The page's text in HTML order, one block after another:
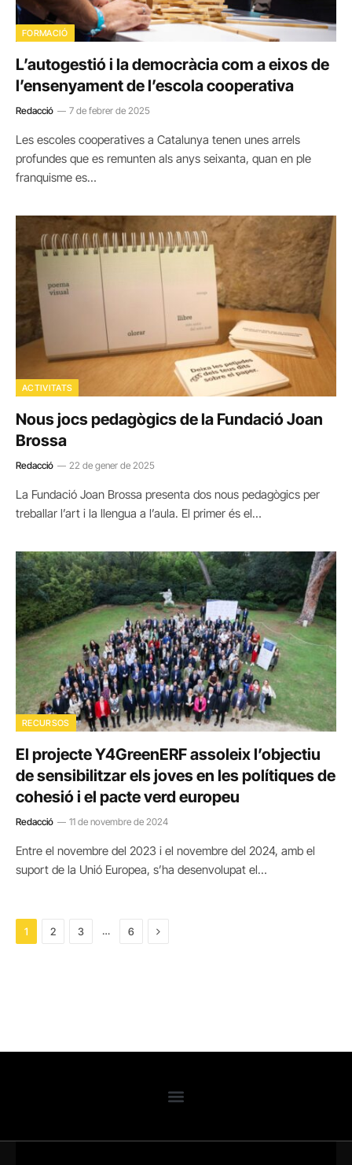
FORMACIÓ
L’autogestió i la democràcia com a eixos de
l’ensenyament de l’escola cooperativa
Redacció 7 de febrer de 2025
Les escoles cooperatives a Catalunya tenen unes arrels
profundes que es remunten als anys seixanta, quan en ple
franquisme es…
ACTIVITATS
Nous jocs pedagògics de la Fundació Joan
Brossa
Redacció 22 de gener de 2025
La Fundació Joan Brossa presenta dos nous pedagògics per
treballar l’art i la llengua a l’aula. El primer és el…
RECURSOS
El projecte Y4GreenERF assoleix l’objectiu
de sensibilitzar els joves en les polítiques de
cohesió i el pacte verd europeu
Redacció 11 de novembre de 2024
Entre el novembre del 2023 i el novembre del 2024, amb el
suport de la Unió Europea, s’ha desenvolupat el…
1 2 3 … 6 Next